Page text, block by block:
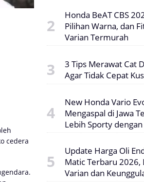
cedera
Honda BeAT CBS
Pilihan Warna, dan
Varian Termurah
3 Tips Merawat Cat
Agar Tidak Cepat
New Honda Vario
Mengaspal di Jawa
Lebih Sporty
Update Harga Oli
Matic Terbaru 2026,
Varian dan